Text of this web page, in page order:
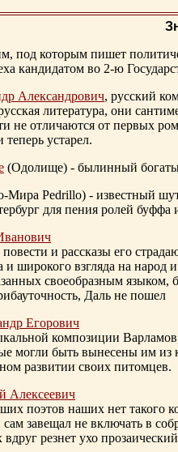
под которым пишет
кандидатом во 2-ю
Александрович, русский
литература, они
не отличаются от первых
теперь устарел.
(Одолище) - былинный
Мира Pedrillo) - известный
для пения ролей буффа
и рассказы его
и широкого взгляда на
своеобразным
Даль не пошел
Егорович
композиции
могли быть вынесены им из
развитии своих питомцев.
Алексеевич
поэтов наших нет такого
сам завещал не включать в
резнет ухо